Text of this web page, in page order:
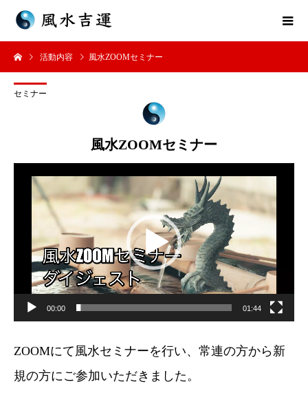
活動内容 風水ZOOMセミナー
セミナー
風水ZOOMセミナー
00:00 01:44
ZOOMにて風水セミナーを行い、常連の方から新
規の方にご参加いただきました。